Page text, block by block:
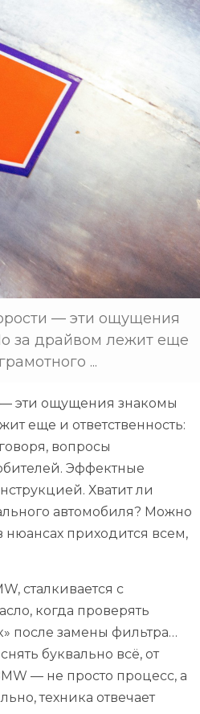
— эти ощущения
за драйвом лежит еще
...
— эти ощущения знакомы
еще и ответственность:
вопросы
Эффектные
Хватит ли
автомобиля? Можно
приходится всем,
сталкивается с
когда проверять
после замены фильтра…
буквально всё, от
— не просто процесс, а
техника отвечает